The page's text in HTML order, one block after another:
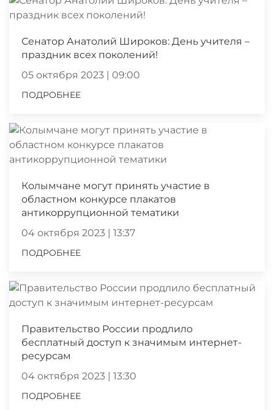
Сенатор Анатолий Широков: День учителя –
праздник всех поколений!
05 октября 2023 | 09:00
ПОДРОБНЕЕ
Колымчане могут принять участие в
областном конкурсе плакатов
антикоррупционной тематики
04 октября 2023 | 13:37
ПОДРОБНЕЕ
Правительство России продлило
бесплатный доступ к значимым интернет-
ресурсам
04 октября 2023 | 13:30
ПОДРОБНЕЕ